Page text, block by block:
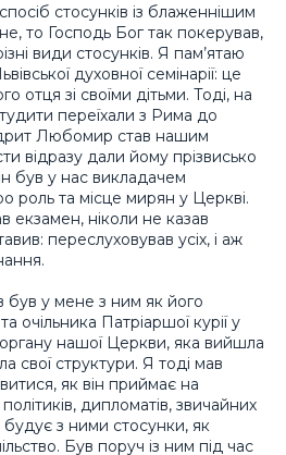
стосунків із блаженнішим
то Господь Бог так покерував,
види стосунків. Я пам’ятаю
духовної семінарії: це
отця зі своїми дітьми. Тоді, на
переїхали з Рима до
Любомир став нашим
відразу дали йому прізвисько
був у нас викладачем
роль та місце мирян у Церкві.
екзамен, ніколи не казав
переслуховував усіх, і аж
був у мене з ним як його
очільника Патріаршої курії у
нашої Церкви, яка вийшла
свої структури. Я тоді мав
як він приймає на
дипломатів, звичайних
будує з ними стосунки, як
Був поруч із ним під час